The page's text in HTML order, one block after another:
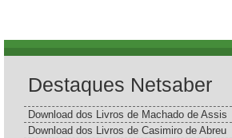
Destaques Netsaber
Download dos Livros de Machado de Assis
Download dos Livros de Casimiro de Abreu